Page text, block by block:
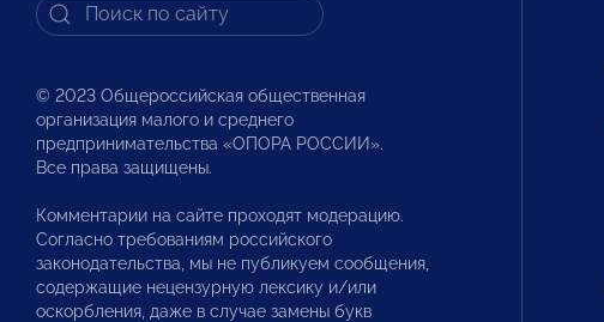
© 2023 Общероссийская общественная
организация малого и среднего
предпринимательства «ОПОРА РОССИИ».
Все права защищены.
Комментарии на сайте проходят модерацию.
Согласно требованиям российского
законодательства, мы не публикуем сообщения,
содержащие нецензурную лексику и/или
оскорбления, даже в случае замены букв